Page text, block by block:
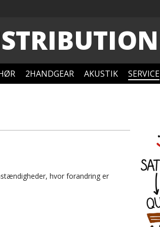
2HANDGEAR AKUSTIK SERVICE
hvor forandring er